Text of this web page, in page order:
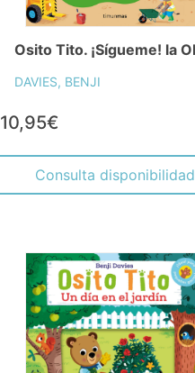
Osito Tito. ¡Sígueme! la
DAVIES, BENJI
10,95€
Consulta disponibilidad